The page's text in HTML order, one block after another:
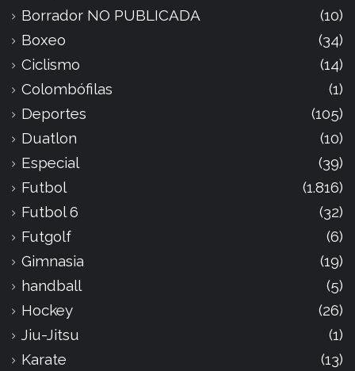
Borrador NO PUBLICADA
(10)
Boxeo
(34)
Ciclismo
(14)
Colombófilas
(1)
Deportes
(105)
Duatlon
(10)
Especial
(39)
Futbol
(1.816)
Futbol 6
(32)
Futgolf
(6)
Gimnasia
(19)
handball
(5)
Hockey
(26)
Jiu-Jitsu
(1)
Karate
(13)